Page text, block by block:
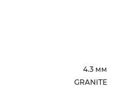
4.3 мм
GRANITE